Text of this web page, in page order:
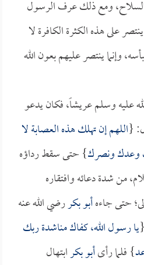
ومع ذلك عرف الرسول
على هذه الكثرة الكافرة لا
وإنما ينتصر عليهم بعون الله
عليه وسلم عريشاً، فكان يدعو
{اللهم إن تهلك هذه العصابة لا
وعدك ونصرك} حتى سقط رداؤه
من شدة دعائه وافتقاره
حتى جاءهأبو بكررضي الله عنه
{يا رسول الله، كفاك مناشدة ربك
} فلما رأىأبو بكرابتهال